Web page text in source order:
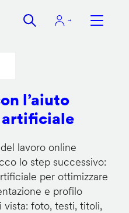
l’aiuto
artificiale
lavoro online
lo step successivo:
per ottimizzare
e profilo
vista: foto, testi, titoli,